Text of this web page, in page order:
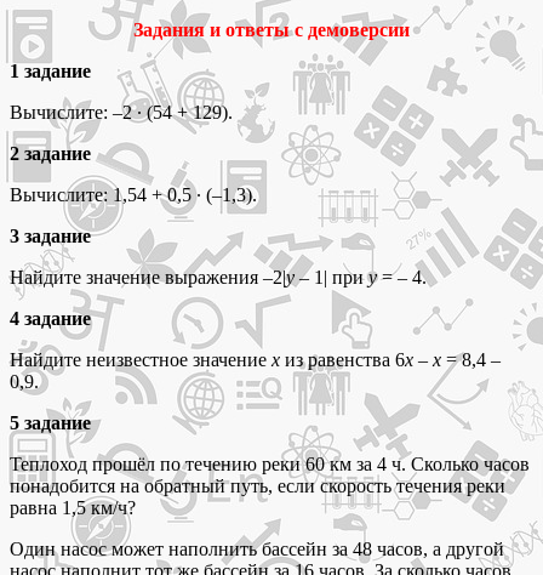
Задания и ответы с демоверсии
1 задание
Вычислите: –2 ∙ (54 + 129).
2 задание
Вычислите: 1,54 + 0,5 ∙ (–1,3).
3 задание
Найдите значение выражения –2|y – 1| приy= – 4.
4 задание
Найдите неизвестное значение x из равенства 6x – x = 8,4 –
0,9.
5 задание
Теплоход прошёл по течению реки 60 км за 4 ч. Сколько часов
понадобится на обратный путь, если скорость течения реки
равна 1,5 км/ч?
Один насос может наполнить бассейн за 48 часов, а другой
насос наполнит тот же бассейн за 16 часов. За сколько часов